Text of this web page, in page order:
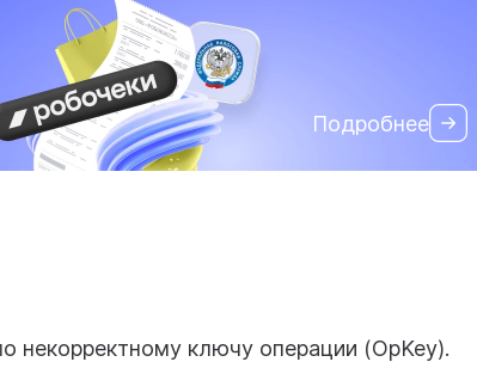
Подробнее
некорректному ключу операции (OpKey).